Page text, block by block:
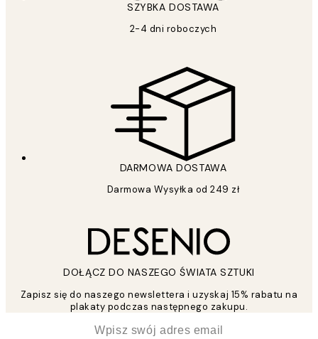
SZYBKA DOSTAWA
2-4 dni roboczych
DARMOWA DOSTAWA
Darmowa Wysyłka od 249 zł
DOŁĄCZ DO NASZEGO ŚWIATA SZTUKI
Zapisz się do naszego newslettera i uzyskaj 15% rabatu na
plakaty podczas następnego zakupu.